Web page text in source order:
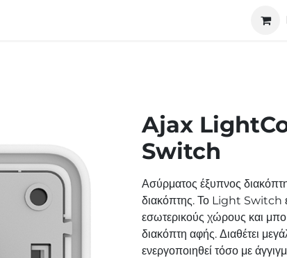
Ajax
Switch
Ασύρματος έξυπνος
διακόπτης. Το Light Switch
εσωτερικούς χώρους και
διακόπτη αφής. Διαθέτει
ενεργοποιηθεί τόσο με